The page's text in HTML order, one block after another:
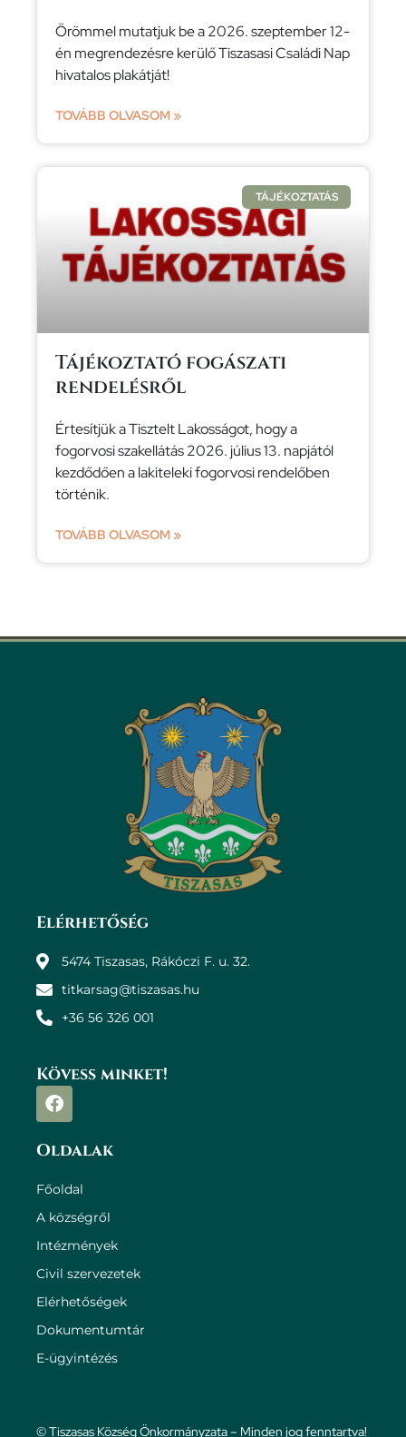
Örömmel mutatjuk be a 2026. szeptember 12-
én megrendezésre kerülő Tiszasasi Családi Nap
hivatalos plakátját!
TOVÁBB OLVASOM »
TÁJÉKOZTATÁS
Tájékoztató fogászati
rendelésről
Értesítjük a Tisztelt Lakosságot, hogy a
fogorvosi szakellátás 2026. július 13. napjától
kezdődően a lakiteleki fogorvosi rendelőben
történik.
TOVÁBB OLVASOM »
Elérhetőség
5474 Tiszasas, Rákóczi F. u. 32.
titkarsag@tiszasas.hu
+36 56 326 001
Kövess minket!
Oldalak
Főoldal
A községről
Intézmények
Civil szervezetek
Elérhetőségek
Dokumentumtár
E-ügyintézés
© Tiszasas Község Önkormányzata – Minden jog fenntartva!